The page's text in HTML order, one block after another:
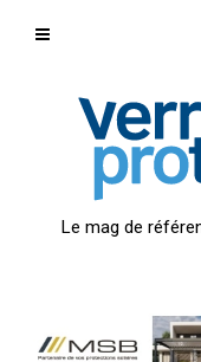
Le mag de